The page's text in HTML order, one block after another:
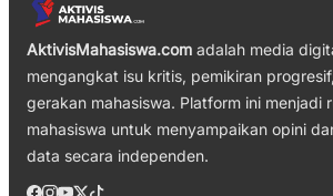
AktivisMahasiswa.com adalah media
mengangkat isu kritis, pemikiran
gerakan mahasiswa. Platform ini menjadi
mahasiswa untuk menyampaikan opini
data secara independen.